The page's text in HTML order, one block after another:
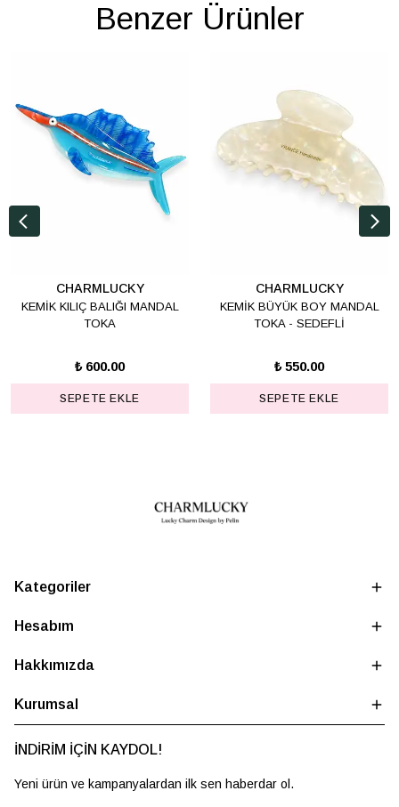
Benzer Ürünler
CHARMLUCKY
KEMİK KILIÇ BALIĞI MANDAL
TOKA
₺ 600.00
SEPETE EKLE
CHARMLUCKY
KEMİK BÜYÜK BOY MANDAL
TOKA - SEDEFLİ
₺ 550.00
SEPETE EKLE
Kategoriler
Hesabım
Hakkımızda
Kurumsal
İNDİRİM İÇİN KAYDOL!
Yeni ürün ve kampanyalardan ilk sen haberdar ol.